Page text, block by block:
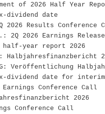
of 2026 Half Year
dividend date
2026 Results Conference
2Q 2026 Earnings
half-year report 2026
Halbjahresfinanzbericht
Veröffentlichung
dividend date for
Earnings Conference Call
2026
Conference Call